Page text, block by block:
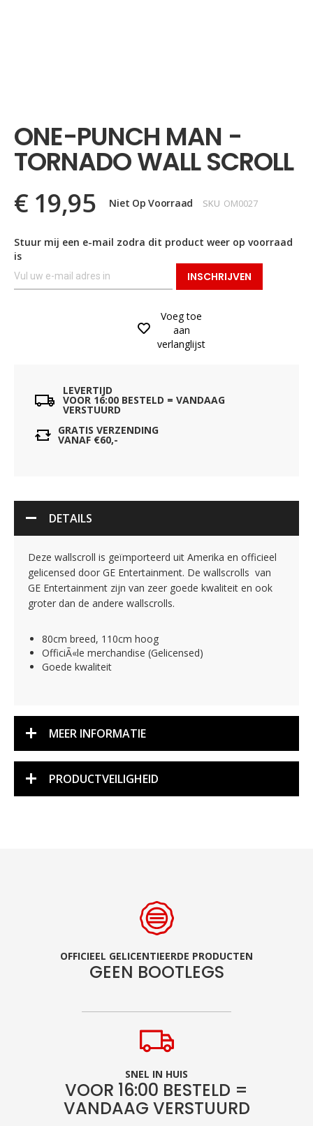
begin
van
de
afbeeldingen-
ONE-PUNCH MAN -
TORNADO WALL SCROLL
€ 19,95 Niet Op Voorraad SKU OM0027
Stuur mij een e-mail zodra dit product weer op voorraad
is
INSCHRIJVEN
Voeg toe
aan
verlanglijst
LEVERTIJD
VOOR 16:00 BESTELD = VANDAAG
VERSTUURD
GRATIS VERZENDING
VANAF €60,-
DETAILS
Deze wallscroll is geïmporteerd uit Amerika en officieel
gelicensed door GE Entertainment. De wallscrolls van
GE Entertainment zijn van zeer goede kwaliteit en ook
groter dan de andere wallscrolls.
80cm breed, 110cm hoog
OfficiÃ«le merchandise (Gelicensed)
Goede kwaliteit
MEER INFORMATIE
PRODUCTVEILIGHEID
OFFICIEEL GELICENTIEERDE PRODUCTEN
GEEN BOOTLEGS
SNEL IN HUIS
VOOR 16:00 BESTELD =
VANDAAG VERSTUURD